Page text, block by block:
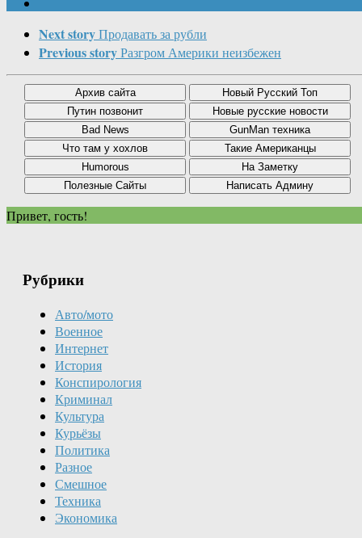
Next storyПродавать за рубли
Previous storyРазгром Америки неизбежен
Привет, гость!
Рубрики
Авто/мото
Военное
Интернет
История
Конспирология
Криминал
Культура
Курьёзы
Политика
Разное
Смешное
Техника
Экономика